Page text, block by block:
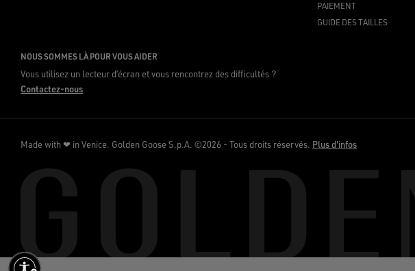
PAIEMENT
GUIDE DES TAILLES
NOUS SOMMES LÀ POUR VOUS AIDER
Vous utilisez un lecteur d’écran et vous rencontrez des difficultés ?
Contactez-nous
Made with ❤ in Venice. Golden Goose S.p.A. ©2026 - Tous droits réservés. Plus d'infos